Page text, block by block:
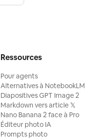
Ressources
Pour agents
Alternatives à NotebookLM
Diapositives GPT Image 2
Markdown vers article 𝕏
Nano Banana 2 face à Pro
Éditeur photo IA
Prompts photo